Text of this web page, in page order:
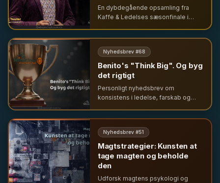
En dybdegående opsamling fra
Kaffe & Ledelses sæsonfinale i
unge ledere.
Nyhedsbrev #68
Benito's "Think Big". Og byg
det rigtigt
Personligt nyhedsbrev om
konsistens i ledelse, farskab og
mennesket og magt.
Nyhedsbrev #51
Magtstrategier: Kunsten at
tage magten og beholde
den
Udforsk magtens psykologi og